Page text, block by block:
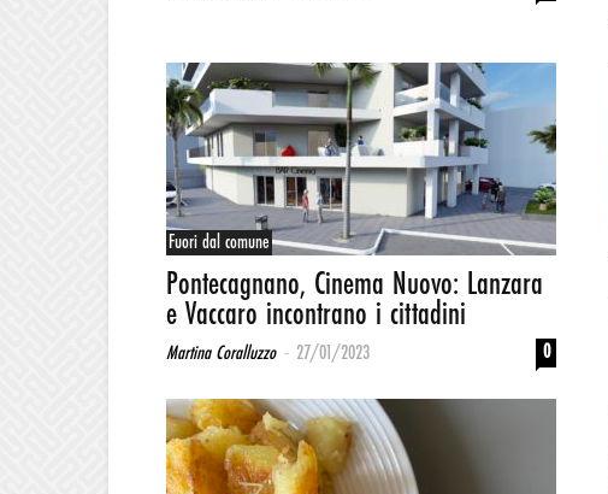
Fuori dal comune
Pontecagnano, Cinema Nuovo: Lanzara
e Vaccaro incontrano i cittadini
Martina Coralluzzo - 27/01/2023 0